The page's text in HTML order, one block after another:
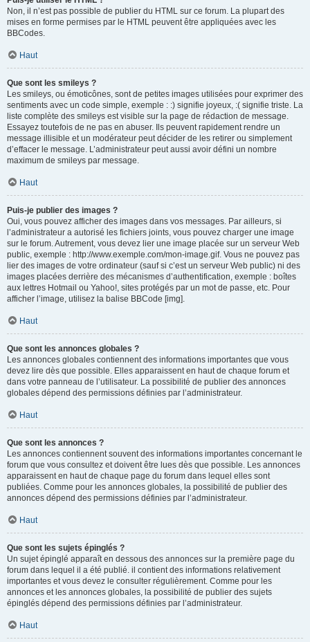
Non, il n’est pas possible de publier du HTML sur ce forum. La plupart des
mises en forme permises par le HTML peuvent être appliquées avec les
BBCodes.
Haut
Que sont les smileys ?
Les smileys, ou émoticônes, sont de petites images utilisées pour exprimer des
sentiments avec un code simple, exemple : :) signifie joyeux, :( signifie triste. La
liste complète des smileys est visible sur la page de rédaction de message.
Essayez toutefois de ne pas en abuser. Ils peuvent rapidement rendre un
message illisible et un modérateur peut décider de les retirer ou simplement
d’effacer le message. L’administrateur peut aussi avoir défini un nombre
maximum de smileys par message.
Haut
Puis-je publier des images ?
Oui, vous pouvez afficher des images dans vos messages. Par ailleurs, si
l’administrateur a autorisé les fichiers joints, vous pouvez charger une image
sur le forum. Autrement, vous devez lier une image placée sur un serveur Web
public, exemple : http://www.exemple.com/mon-image.gif. Vous ne pouvez pas
lier des images de votre ordinateur (sauf si c’est un serveur Web public) ni des
images placées derrière des mécanismes d’authentification, exemple : boîtes
aux lettres Hotmail ou Yahoo!, sites protégés par un mot de passe, etc. Pour
afficher l’image, utilisez la balise BBCode [img].
Haut
Que sont les annonces globales ?
Les annonces globales contiennent des informations importantes que vous
devez lire dès que possible. Elles apparaissent en haut de chaque forum et
dans votre panneau de l’utilisateur. La possibilité de publier des annonces
globales dépend des permissions définies par l’administrateur.
Haut
Que sont les annonces ?
Les annonces contiennent souvent des informations importantes concernant le
forum que vous consultez et doivent être lues dès que possible. Les annonces
apparaissent en haut de chaque page du forum dans lequel elles sont
publiées. Comme pour les annonces globales, la possibilité de publier des
annonces dépend des permissions définies par l’administrateur.
Haut
Que sont les sujets épinglés ?
Un sujet épinglé apparaît en dessous des annonces sur la première page du
forum dans lequel il a été publié. il contient des informations relativement
importantes et vous devez le consulter régulièrement. Comme pour les
annonces et les annonces globales, la possibilité de publier des sujets
épinglés dépend des permissions définies par l’administrateur.
Haut